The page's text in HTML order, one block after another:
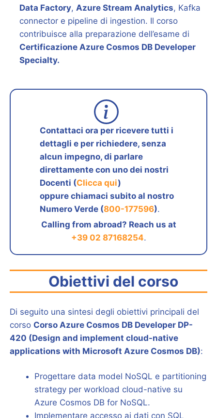
Data Factory, Azure Stream Analytics, Kafka
connector e pipeline di ingestion. Il corso
contribuisce alla preparazione dell’esame di
Certificazione Azure Cosmos DB Developer
Specialty.
Contattaci ora per ricevere tutti i
dettagli e per richiedere, senza
alcun impegno, di parlare
direttamente con uno dei nostri
Docenti (Clicca qui)
oppure chiamaci subito al nostro
Numero Verde (800-177596).
Calling from abroad? Reach us at
+39 02 87168254.
Obiettivi del corso
Di seguito una sintesi degli obiettivi principali del
corso Corso Azure Cosmos DB Developer DP-
420 (Design and implement cloud-native
applications with Microsoft Azure Cosmos DB):
Progettare data model NoSQL e partitioning
strategy per workload cloud-native su
Azure Cosmos DB for NoSQL.
Implementare accesso ai dati con SQL